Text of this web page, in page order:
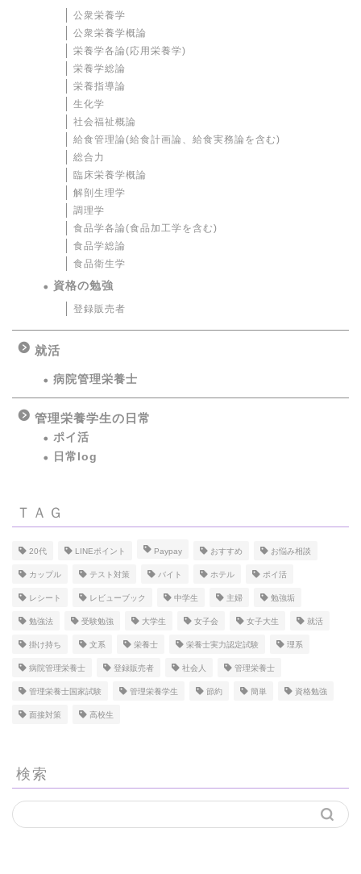
公衆栄養学
公衆栄養学概論
栄養学各論(応用栄養学)
栄養学総論
栄養指導論
生化学
社会福祉概論
給食管理論(給食計画論、給食実務論を含む)
総合力
臨床栄養学概論
解剖生理学
調理学
食品学各論(食品加工学を含む)
食品学総論
食品衛生学
資格の勉強
登録販売者
就活
病院管理栄養士
管理栄養学生の日常
ポイ活
日常log
ＴＡＧ
20代 LINEポイント Paypay おすすめ お悩み相談
カップル テスト対策 バイト ホテル ポイ活
レシート レビューブック 中学生 主婦 勉強垢
勉強法 受験勉強 大学生 女子会 女子大生 就活
掛け持ち 文系 栄養士 栄養士実力認定試験 理系
病院管理栄養士 登録販売者 社会人 管理栄養士
管理栄養士国家試験 管理栄養学生 節約 簡単 資格勉強
面接対策 高校生
検索